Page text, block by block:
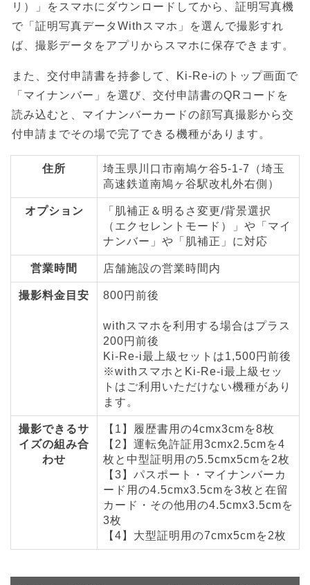
リ）」をスマホにダウンロードしてから、証明写真機
で「証明写真データWithスマホ」を選んで撮影すれ
ば、撮影データをアプリからスマホに保存できます。
また、交付申請書を持参して、Ki-Re-iのトップ画面で
「マイナンバー」を選び、交付申請書のQRコードを
読み込むと、マイナンバーカードの顔写真撮影から交
付申請までその場で完了できる機種があります。
住所
埼玉県川口市南鳩ケ谷5-1-7（埼玉
高速鉄道南鳩ヶ谷駅改札外右側）
オプション
「肌補正＆明るさ変更/背景選択
（エクセレントモード）」や「マイ
ナンバー」や「肌補正」に対応
営業時間 店舗施設の営業時間内
撮影料金目安 800円前後
withスマホを利用する場合はプラス
200円前後
Ki-Re-i最上級セットは1,500円前後
※withスマホとKi-Re-i最上級セッ
トはご利用いただけない機種があり
ます。
撮影できるサ
イズの組み合
わせ
【1】履歴書用の4cmx3cmを8枚
【2】運転免許証用3cmx2.5cmを4
枚と中型証明用の5.5cmx5cmを2枚
【3】パスポート・マイナンバーカ
ード用の4.5cmx3.5cmを3枚と在留
カード・その他用の4.5cmx3.5cmを
3枚
【4】大型証明用の7cmx5cmを2枚